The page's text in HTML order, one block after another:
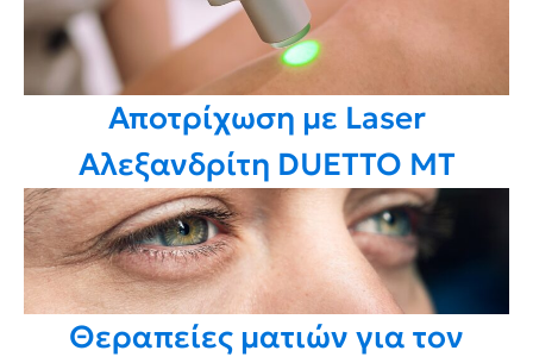
Αποτρίχωση με Laser
Αλεξανδρίτη DUETTO MT
Θεραπείες ματιών για τον